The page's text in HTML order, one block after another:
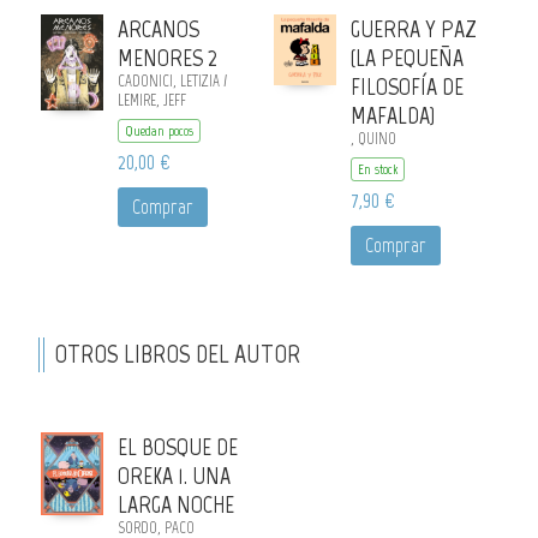
ARCANOS
MENORES 2
CADONICI, LETIZIA /
LEMIRE, JEFF
Quedan pocos
20,00 €
Comprar
GUERRA Y PAZ
(LA PEQUEÑA
FILOSOFÍA DE
MAFALDA)
, QUINO
En stock
7,90 €
Comprar
OTROS LIBROS DEL AUTOR
EL BOSQUE DE
OREKA 1. UNA
LARGA NOCHE
SORDO, PACO